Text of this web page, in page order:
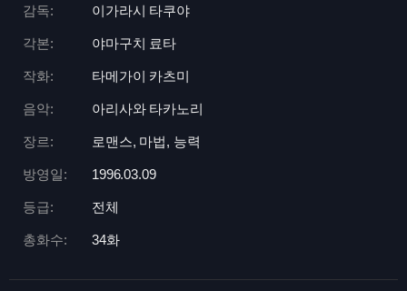
감독: 이가라시 타쿠야
각본: 야마구치 료타
작화: 타메가이 카츠미
음악: 아리사와 타카노리
장르: 로맨스, 마법, 능력
방영일: 1996.03.09
등급: 전체
총화수: 34화